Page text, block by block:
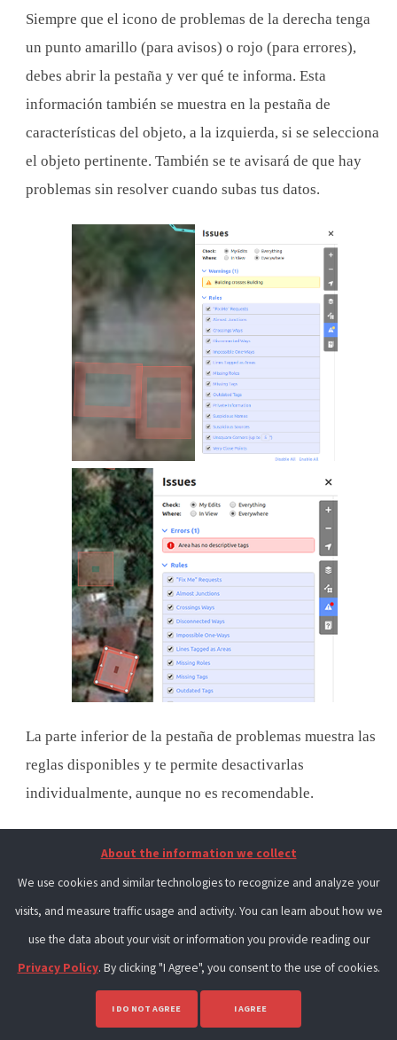
Siempre que el icono de problemas de la derecha tenga
un punto amarillo (para avisos) o rojo (para errores),
debes abrir la pestaña y ver qué te informa. Esta
información también se muestra en la pestaña de
características del objeto, a la izquierda, si se selecciona
el objeto pertinente. También se te avisará de que hay
problemas sin resolver cuando subas tus datos.
La parte inferior de la pestaña de problemas muestra las
reglas disponibles y te permite desactivarlas
individualmente, aunque no es recomendable.
Cuando (y si) quieres guardar tus ediciones en
OpenStreetMap, haz clic en el botón Guardar. El panel
de la izquierda mostrará el panel de subida.
About the information we collect
We use cookies and similar technologies to recognize and analyze your
visits, and measure traffic usage and activity. You can learn about how we
use the data about your visit or information you provide reading our
Privacy Policy. By clicking "I Agree", you consent to the use of cookies.
I DO NOT AGREE I AGREE